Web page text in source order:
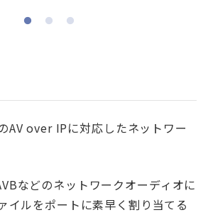
AV over IPに対応したネットワー
などのネットワークオーディオに
イルをポートに素早く割り当てる